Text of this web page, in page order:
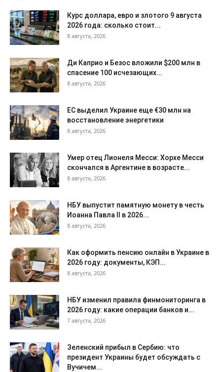
Курс доллара, евро и злотого 9 августа
2026 года: сколько стоит...
8 августа, 2026
Ди Каприо и Безос вложили $200 млн в
спасение 100 исчезающих...
8 августа, 2026
ЕС выделил Украине еще €30 млн на
восстановление энергетики
8 августа, 2026
Умер отец Лионеля Месси: Хорхе Месси
скончался в Аргентине в возрасте...
8 августа, 2026
НБУ выпустит памятную монету в честь
Иоанна Павла II в 2026...
8 августа, 2026
Как оформить пенсию онлайн в Украине в
2026 году: документы, КЭП...
8 августа, 2026
НБУ изменил правила финмониторинга в
2026 году: какие операции банков и...
7 августа, 2026
Зеленский прибыл в Сербию: что
президент Украины будет обсуждать с
Вучичем...